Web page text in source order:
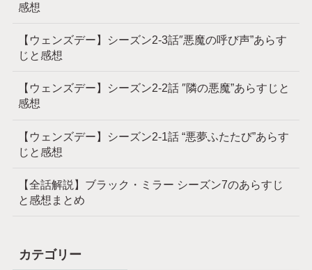
感想
【ウェンズデー】シーズン2-3話″悪魔の呼び声”あらす
じと感想
【ウェンズデー】シーズン2-2話 ″隣の悪魔”あらすじと
感想
【ウェンズデー】シーズン2-1話 “悪夢ふたたび”あらす
じと感想
【全話解説】ブラック・ミラー シーズン7のあらすじ
と感想まとめ
カテゴリー